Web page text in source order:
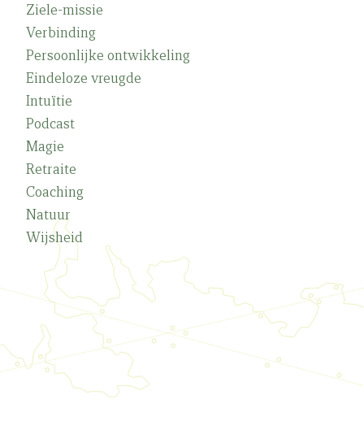
Ziele-missie
Verbinding
Persoonlijke ontwikkeling
Eindeloze vreugde
Intuïtie
Podcast
Magie
Retraite
Coaching
Natuur
Wijsheid